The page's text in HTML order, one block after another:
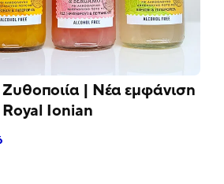
| Νέα εμφάνιση
Royal Ionian